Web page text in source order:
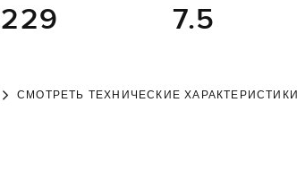
229 7.5
СМОТРЕТЬ ТЕХНИЧЕСКИЕ ХАРАКТЕРИСТИКИ